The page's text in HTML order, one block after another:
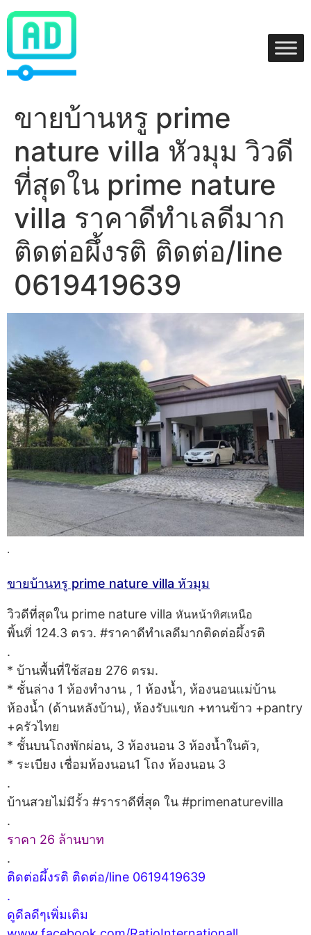
Skip
content
ขายบ้านหรู prime
nature villa หัวมุม วิวดี
ที่สุดใน prime nature
villa ราคาดีทำเลดีมาก
ติดต่อผึ้งรติ ติดต่อ/line
0619419639
.
ขายบ้านหรู prime nature villa หัวมุม
วิวดีที่สุดใน prime nature villa หันหน้าทิศเหนือ
พิ้นที่ 124.3 ตรว. #ราคาดีทำเลดีมากติดต่อผึ้งรติ
.
* บ้านพื้นที่ใช้สอย 276 ตรม.
* ชั้นล่าง 1 ห้องทำงาน , 1 ห้องน้ำ, ห้องนอนแม่บ้าน
ห้องน้ำ (ด้านหลังบ้าน), ห้องรับแขก +ทานข้าว +pantry
+ครัวไทย
* ชั้นบนโถงพักผ่อน, 3 ห้องนอน 3 ห้องน้ำในตัว,
* ระเบียง เชื่อมห้องนอน1 โถง ห้องนอน 3
.
บ้านสวยไม่มีรั้ว #ราราดีที่สุด ใน #primenaturevilla
.
ราคา 26 ล้านบาท
.
ติดต่อผึ้งรติ ติดต่อ/line 0619419639
.
ดูดีลดีๆเพิ่มเติม